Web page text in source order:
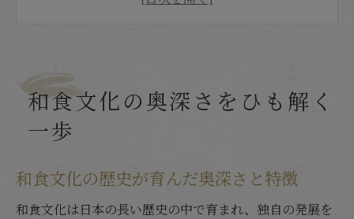
伝統が息づく和食の魅力と価値観
和食文化に息づく伝統の味と美学とは
景
和食伝統と日本の食文化一覧との関わり
和食文化の奥深さをひも解く
一歩
和食文化の歴史が育んだ奥深さと特徴
和食文化は日本の長い歴史の中で育まれ、独自の発展を